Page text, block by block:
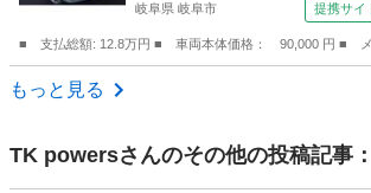
岐阜県 岐阜市 提携サイ
■ 支払総額: 12.8万円 ■ 車両本体価格： 90,000 円 ■
岐阜 岐阜市
もっと見る
TK powersさんのその他の投稿記事：